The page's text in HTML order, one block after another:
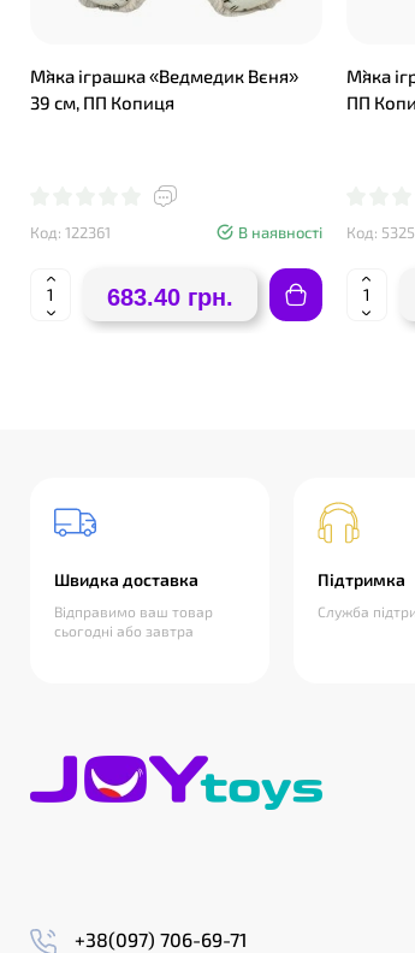
М`яка іграшка «Ведмедик Вєня»
39 см, ПП Копиця
Код: 122361 В наявності
683.40 грн.
М`яка
ПП
Код:
Швидка доставка
Відправимо ваш товар
сьогодні або завтра
Підтримка
Служба
+38(097) 706-69-71